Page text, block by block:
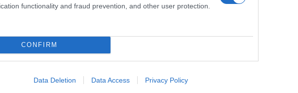
functionality and fraud prevention, and other user protection.
CONFIRM
Data Deletion Data Access Privacy Policy